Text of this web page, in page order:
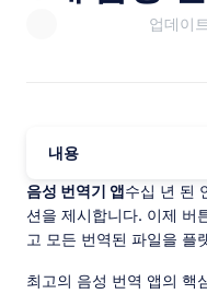
업데이
내용
음성 번역기 앱수십 년 된
션을 제시합니다. 이제 버
고 모든 번역된 파일을 플
최고의 음성 번역 앱의 핵